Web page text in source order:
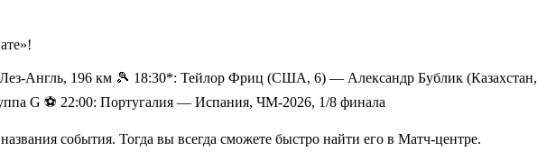
Англь, 196 км 🎾 18:30*: Тейлор Фриц (США, 6) — Александр Бублик (Казахстан,
G ⚽️ 22:00: Португалия — Испания, ЧМ-2026, 1/8 финала
события. Тогда вы всегда сможете быстро найти его в Матч-центре.